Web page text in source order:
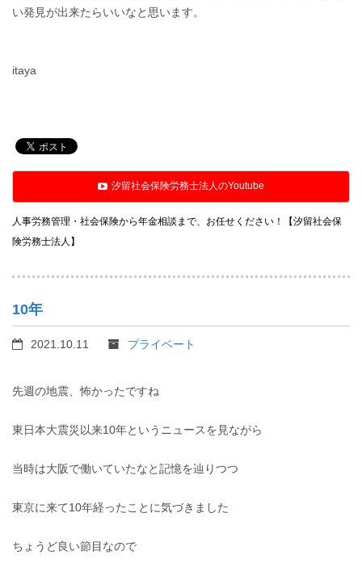
い発見が出来たらいいなと思います。
itaya
汐留社会保険労務士法人のYoutube
人事労務管理・社会保険から年金相談まで、お任せください！【汐留社会保
険労務士法人】
10年
2021.10.11 プライベート
先週の地震、怖かったですね
東日本大震災以来10年というニュースを見ながら
当時は大阪で働いていたなと記憶を辿りつつ
東京に来て10年経ったことに気づきました
ちょうど良い節目なので